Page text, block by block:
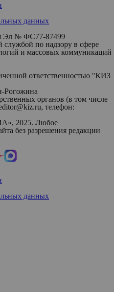
данных
Эл № ФС77-87499
службой по надзору в сфере
и массовых коммуникаций
ответственностью "КИЗ
Рогожина
органов (в том числе
телефон:
2025. Любое
без разрешения редакции
данных